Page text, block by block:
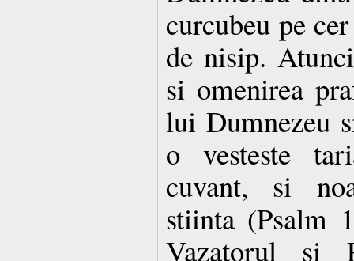
curcubeu pe
de nisip.
si omenirea
lui Dumnezeu
o vesteste
cuvant, si
stiinta (Psalm
Vazatorul si